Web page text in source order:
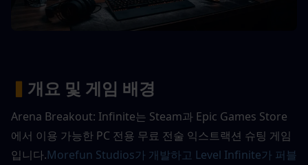
▍ 개요 및 게임 배경
Arena Breakout: Infinite는 Steam과 Epic Games Store
에서 이용 가능한 PC 전용 무료 전술 익스트랙션 슈팅 게임
입니다.Morefun Studios가 개발하고 Level Infinite가 퍼블